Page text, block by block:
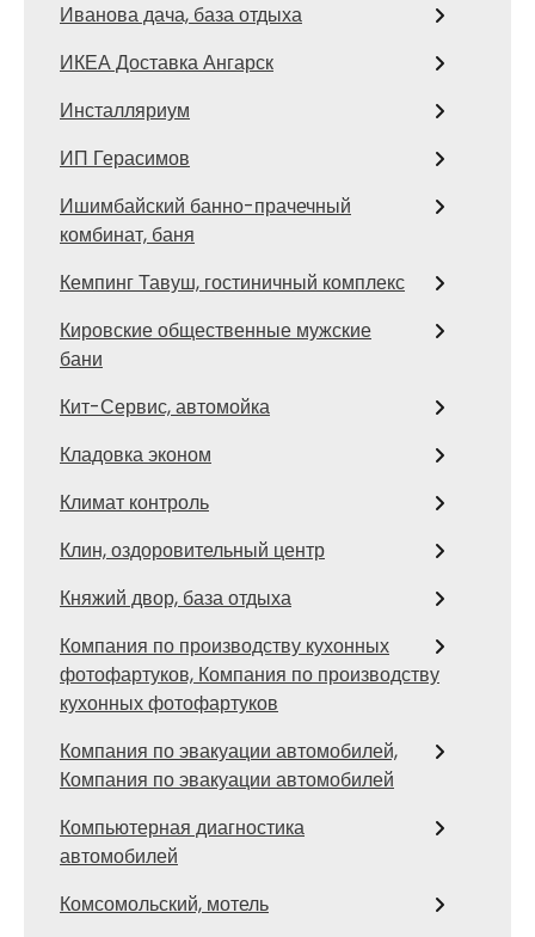
Иванова дача, база отдыха
ИКЕА Доставка Ангарск
Инсталляриум
ИП Герасимов
Ишимбайский банно-прачечный
комбинат, баня
Кемпинг Тавуш, гостиничный комплекс
Кировские общественные мужские
бани
Кит-Сервис, автомойка
Кладовка эконом
Климат контроль
Клин, оздоровительный центр
Княжий двор, база отдыха
Компания по производству кухонных
фотофартуков, Компания по производству
кухонных фотофартуков
Компания по эвакуации автомобилей,
Компания по эвакуации автомобилей
Компьютерная диагностика
автомобилей
Комсомольский, мотель